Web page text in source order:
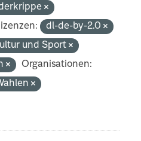
dl-de-by-2.0
und Sport
Organisationen: